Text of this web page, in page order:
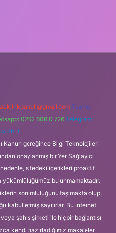
Teams:
0262 606 0 726 Telegram:
Kanun gereğince Bilgi Teknolojileri
onaylanmış bir Yer Sağlayıcı
sitedeki içerikleri proaktif
bulunmamaktadır.
sorumluluğunu taşımakta olup,
kabul etmiş sayılırlar. Bu internet
şahıs şirketi ile hiçbir bağlantısı
kendi hazırladığımız makaleler